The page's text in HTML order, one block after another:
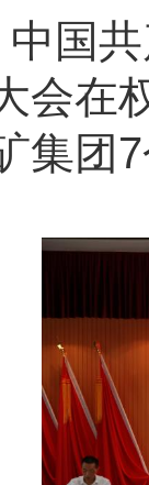
国
会在
集团